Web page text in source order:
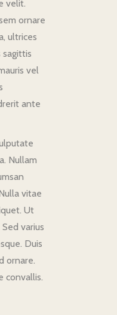
velit.
ornare
ultrices
sagittis
vel
ante
Nullam
vitae
Ut
varius
Duis
ornare.
convallis.